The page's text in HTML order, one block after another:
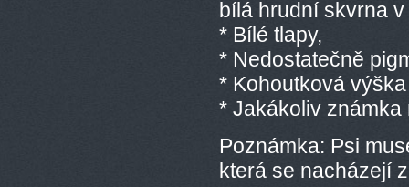
bílá hrudní skvrna
* Bílé tlapy,
* Nedostatečně
* Kohoutková
* Jakákoliv
Poznámka: Psi
která se nacházejí